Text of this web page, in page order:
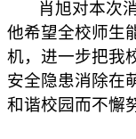
肖旭对本次消
他希望全校师生
机，进一步把我
安全隐患消除在
和谐校园而不懈